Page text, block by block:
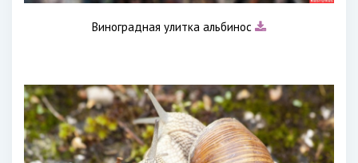
Виноградная улитка альбинос